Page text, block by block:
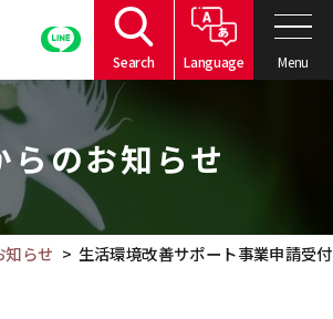
Search Language Menu
らのお知らせ
知らせ 生活環境改善サポート事業申請受